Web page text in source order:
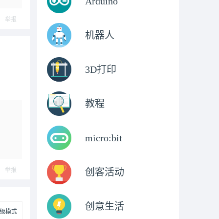
举报
举报
模式
机器人
3D打印
教程
micro:bit
创客活动
创意生活